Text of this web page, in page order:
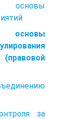
основы
за